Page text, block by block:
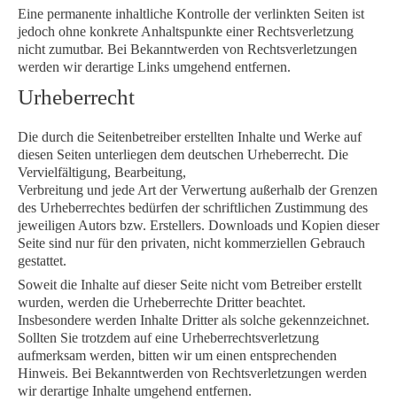
Eine permanente inhaltliche Kontrolle der verlinkten Seiten ist
jedoch ohne konkrete Anhaltspunkte einer Rechtsverletzung
nicht zumutbar. Bei Bekanntwerden von Rechtsverletzungen
werden wir derartige Links umgehend entfernen.
Urheberrecht
Die durch die Seitenbetreiber erstellten Inhalte und Werke auf
diesen Seiten unterliegen dem deutschen Urheberrecht. Die
Vervielfältigung, Bearbeitung,
Verbreitung und jede Art der Verwertung außerhalb der Grenzen
des Urheberrechtes bedürfen der schriftlichen Zustimmung des
jeweiligen Autors bzw. Erstellers. Downloads und Kopien dieser
Seite sind nur für den privaten, nicht kommerziellen Gebrauch
gestattet.
Soweit die Inhalte auf dieser Seite nicht vom Betreiber erstellt
wurden, werden die Urheberrechte Dritter beachtet.
Insbesondere werden Inhalte Dritter als solche gekennzeichnet.
Sollten Sie trotzdem auf eine Urheberrechtsverletzung
aufmerksam werden, bitten wir um einen entsprechenden
Hinweis. Bei Bekanntwerden von Rechtsverletzungen werden
wir derartige Inhalte umgehend entfernen.